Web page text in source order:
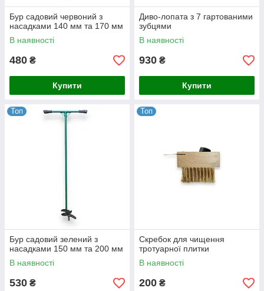
Бур садовий червоний з
насадками 140 мм та 170 мм
В наявності
480 ₴
Купити
Диво-лопата з 7 гартованими
зубцями
В наявності
930 ₴
Купити
Топ
Бур садовий зелений з
насадками 150 мм та 200 мм
В наявності
530 ₴
Топ
Скребок для чищення
тротуарної плитки
В наявності
200 ₴